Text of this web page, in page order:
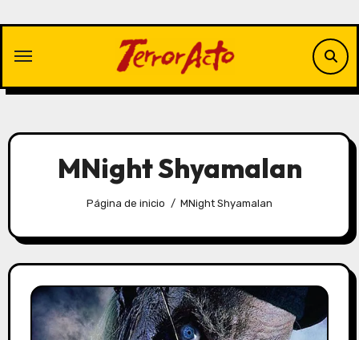
contenido
MNight Shyamalan
Página de inicio MNight Shyamalan